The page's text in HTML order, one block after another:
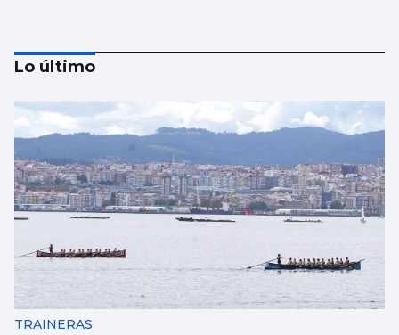
Lo último
TRAINERAS